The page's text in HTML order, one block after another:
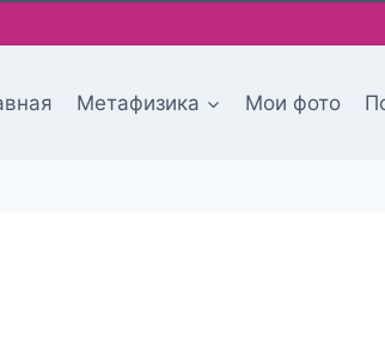
Метафизика Мои фото